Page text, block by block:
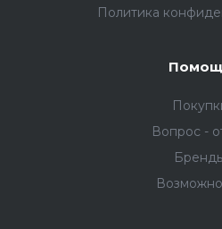
Политика
Вопрос -